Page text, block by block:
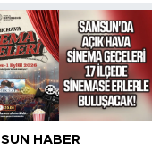
HABER